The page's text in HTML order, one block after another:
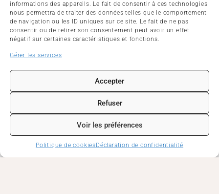
informations des appareils. Le fait de consentir à ces technologies
nous permettra de traiter des données telles que le comportement
de navigation ou les ID uniques sur ce site. Le fait de ne pas
consentir ou de retirer son consentement peut avoir un effet
négatif sur certaines caractéristiques et fonctions.
Gérer les services
Accepter
Refuser
Voir les préférences
Politique de cookiesDéclaration de confidentialité
17 RUE DANTON
29480 LE RELECQ-KERHUON
Mentions légales
Politique de cookies
Déclaration de confidentialité
Lundi 07h45 – 11h45 et 13h20 – 17h30